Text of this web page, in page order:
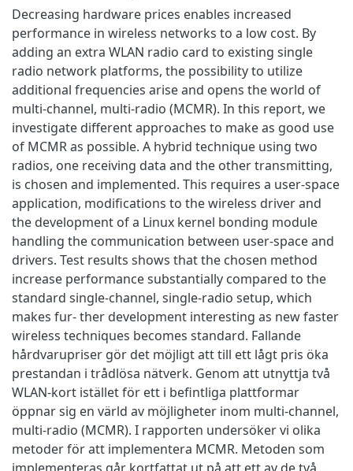
Decreasing hardware prices enables increased
performance in wireless networks to a low cost. By
adding an extra WLAN radio card to existing single
radio network platforms, the possibility to utilize
additional frequencies arise and opens the world of
multi-channel, multi-radio (MCMR). In this report, we
investigate different approaches to make as good use
of MCMR as possible. A hybrid technique using two
radios, one receiving data and the other transmitting,
is chosen and implemented. This requires a user-space
application, modifications to the wireless driver and
the development of a Linux kernel bonding module
handling the communication between user-space and
drivers. Test results shows that the chosen method
increase performance substantially compared to the
standard single-channel, single-radio setup, which
makes fur- ther development interesting as new faster
wireless techniques becomes standard. Fallande
hårdvarupriser gör det möjligt att till ett lågt pris öka
prestandan i trådlösa nätverk. Genom att utnyttja två
WLAN-kort istället för ett i befintliga plattformar
öppnar sig en värld av möjligheter inom multi-channel,
multi-radio (MCMR). I rapporten undersöker vi olika
metoder för att implementera MCMR. Metoden som
implementeras går kortfattat ut på att ett av de två